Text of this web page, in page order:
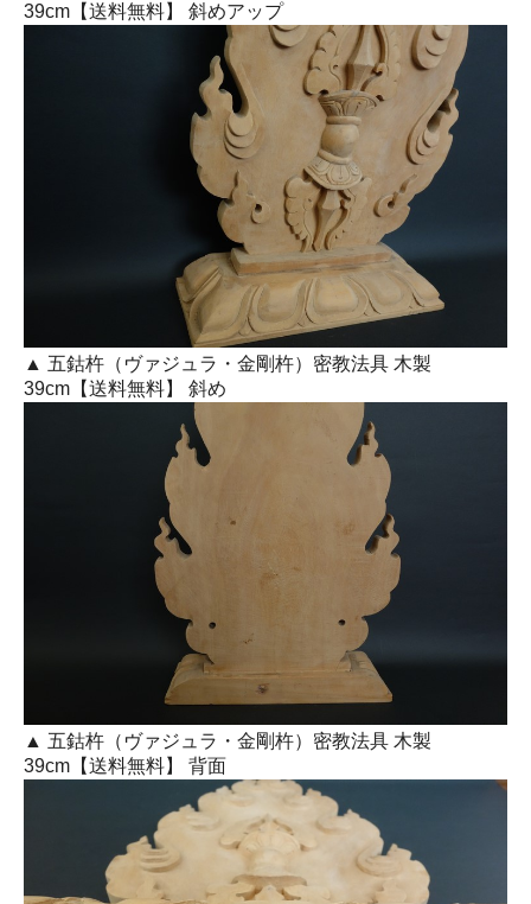
39cm【送料無料】 斜めアップ
▲ 五鈷杵（ヴァジュラ・金剛杵）密教法具 木製
39cm【送料無料】 斜め
▲ 五鈷杵（ヴァジュラ・金剛杵）密教法具 木製
39cm【送料無料】 背面